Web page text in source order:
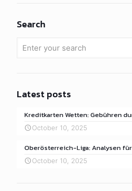
Search
Latest posts
Kreditkarten Wetten: Gebühren
October 10, 2025
Oberösterreich-Liga: Analysen
October 10, 2025